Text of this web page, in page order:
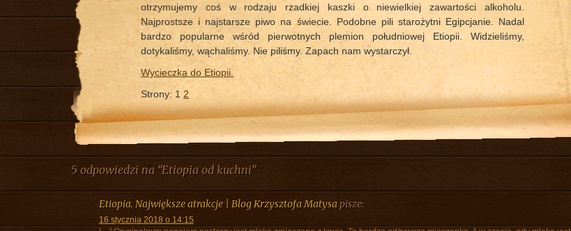
otrzymujemy coś w rodzaju rzadkiej kaszki o niewielkiej zawartości alkoholu.
Najprostsze i najstarsze piwo na świecie. Podobne pili starożytni Egipcjanie. Nadal
bardzo popularne wśród pierwotnych plemion południowej Etiopii. Widzieliśmy,
dotykaliśmy, wąchaliśmy. Nie piliśmy. Zapach nam wystarczył.
Wycieczka do Etiopii.
Strony: 1 2
5 odpowiedzi na “Etiopia od kuchni”
Etiopia. Największe atrakcje | Blog Krzysztofa Matysa pisze:
16 stycznia 2018 o 14:15